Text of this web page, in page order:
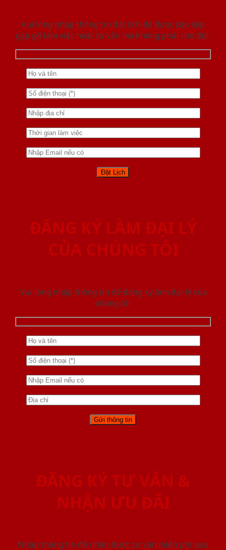
Vui lòng nhập thông tin đặt lịch để được sắp xếp
gặp gỡ làm việc hoăc tư vấn mà không phải chờ đợi.
ĐĂNG KÝ LÀM ĐẠI LÝ
CỦA CHÚNG TÔI
Vui lòng nhập thông tin để đăng ký làm đại lý của
chúng tôi
ĐĂNG KÝ TƯ VẤN &
NHẬN ƯU ĐÃI
Nhập thông tin để nhận được tư vấn miễn phí qua